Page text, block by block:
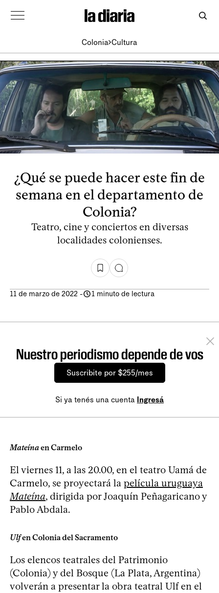
Colonia Cultura
¿Qué se puede hacer este fin de
semana en el departamento de
Colonia?
Teatro, cine y conciertos en diversas
localidades colonienses.
11 de marzo de 2022 - 1 minuto de lectura
Nuestro periodismo depende de vos
Suscribite por $255/mes
Si ya tenés una cuenta Ingresá
Mateínaen Carmelo
El viernes 11, a las 20.00, en el teatro Uamá de
Carmelo, se proyectará la película uruguaya
Mateína, dirigida por Joaquín Peñagaricano y
Pablo Abdala.
Ulfen Colonia del Sacramento
Los elencos teatrales del Patrimonio
(Colonia) y del Bosque (La Plata, Argentina)
volverán a presentar la obra teatral Ulf en el